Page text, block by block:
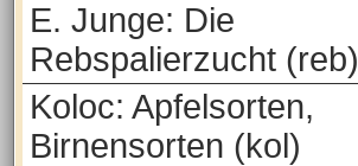
E. Junge: Die
Rebspalierzucht (reb)
Koloc: Apfelsorten,
Birnensorten (kol)